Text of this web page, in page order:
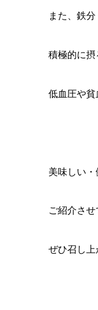
また、鉄
積極的に
低血圧や
美味しい
ご紹介させ
ぜひ召し上